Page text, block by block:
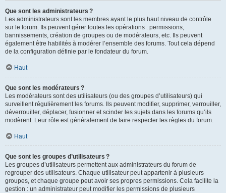
Que sont les administrateurs ?
Les administrateurs sont les membres ayant le plus haut niveau de contrôle
sur le forum. Ils peuvent gérer toutes les opérations : permissions,
bannissements, création de groupes ou de modérateurs, etc. Ils peuvent
également être habilités à modérer l’ensemble des forums. Tout cela dépend
de la configuration définie par le fondateur du forum.
Haut
Que sont les modérateurs ?
Les modérateurs sont des utilisateurs (ou des groupes d’utilisateurs) qui
surveillent régulièrement les forums. Ils peuvent modifier, supprimer, verrouiller,
déverrouiller, déplacer, fusionner et scinder les sujets dans les forums qu’ils
modèrent. Leur rôle est généralement de faire respecter les règles du forum.
Haut
Que sont les groupes d’utilisateurs ?
Les groupes d’utilisateurs permettent aux administrateurs du forum de
regrouper des utilisateurs. Chaque utilisateur peut appartenir à plusieurs
groupes, et chaque groupe peut avoir ses propres permissions. Cela facilite la
gestion : un administrateur peut modifier les permissions de plusieurs